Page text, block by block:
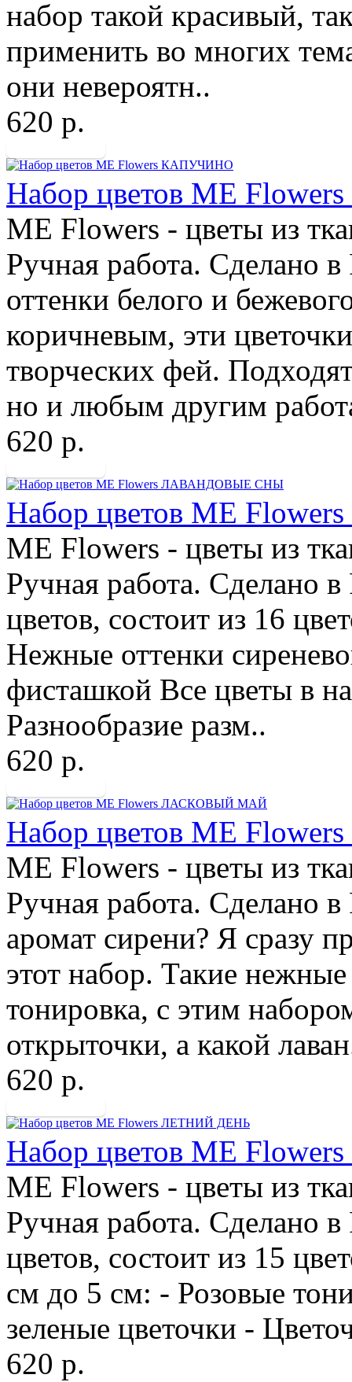
набор такой красивый,
применить во многих
они невероятн..
620 р.
Набор цветов ME
ME Flowers - цветы из
Ручная работа. Сделано
оттенки белого и
коричневым, эти
творческих фей.
но и любым другим
620 р.
Набор цветов ME
ME Flowers - цветы из
Ручная работа. Сделано
цветов, состоит из 16
Нежные оттенки
фисташкой Все цветы в
Разнообразие разм..
620 р.
Набор цветов ME
ME Flowers - цветы из
Ручная работа. Сделано
аромат сирени? Я сразу
этот набор. Такие нежные
тонировка, с этим
открыточки, а какой
620 р.
Набор цветов ME
ME Flowers - цветы из
Ручная работа. Сделано
цветов, состоит из 15
см до 5 см: - Розовые
зеленые цветочки -
620 р.